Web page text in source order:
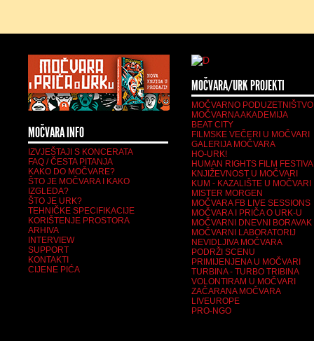
MOČVARA INFO
IZVJEŠTAJI S KONCERATA
FAQ / ČESTA PITANJA
KAKO DO MOČVARE?
ŠTO JE MOČVARA I KAKO
IZGLEDA?
ŠTO JE URK?
TEHNIČKE SPECIFIKACIJE
KORIŠTENJE PROSTORA
ARHIVA
INTERVIEW
SUPPORT
KONTAKTI
CIJENE PIĆA
MOČVARA/URK PROJEKTI
MOČVARNO PODUZETNIŠTVO
MOČVARNA AKADEMIJA
BEAT CITY
FILMSKE VEČERI U MOČVARI
GALERIJA MOČVARA
HO-URK!
HUMAN RIGHTS FILM
KNJIŽEVNOST U MOČVARI
KUM - KAZALIŠTE U MOČVARI
MISTER MORGEN
MOČVARA FB LIVE SESSIONS
MOČVARA I PRIČA O URK-U
MOČVARNI DNEVNI BORAVAK
MOČVARNI LABORATORIJ
NEVIDLJIVA MOČVARA
PODRŽI SCENU
PRIMIJENJENA U MOČVARI
TURBINA - TURBO TRIBINA
VOLONTIRAM U MOČVARI
ZAČARANA MOČVARA
LIVEUROPE
PRO-NGO